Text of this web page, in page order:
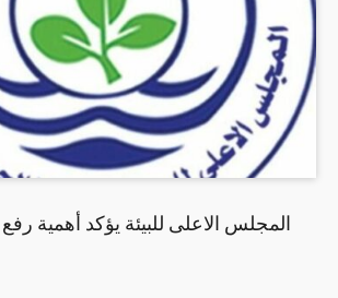
المجلس الاعلى للبيئة يؤكد أهمية